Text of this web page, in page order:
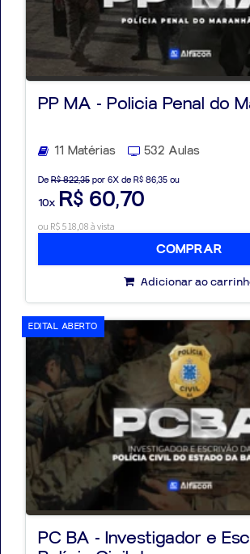
PP MA - Policia Penal do
11 Matérias 532 Aulas
De R$ 822,35 por 6X de R$ 86,35 ou
10x R$ 60,70
ou R$ 518,08 à vista
COMPRAR
Adicionar ao
PC BA - Investigador e
EDITAL ABERTO